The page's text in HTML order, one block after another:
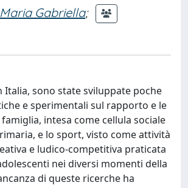
Maria Gabriella;
Italia, sono state sviluppate poche
e sperimentali sul rapporto e le
intesa come cellula sociale
e lo sport, visto come attività
e ludico-competitiva praticata
nei diversi momenti della
di queste ricerche ha